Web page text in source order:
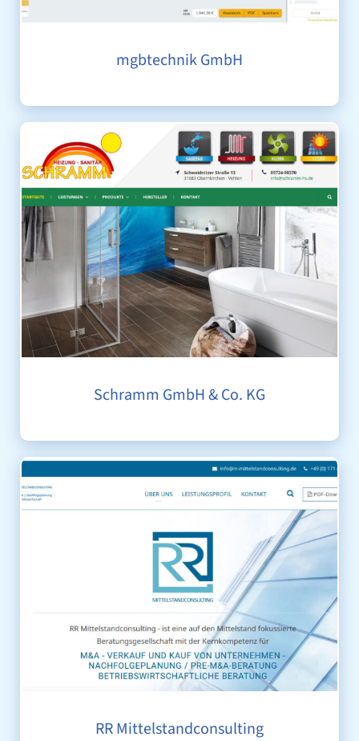
mgbtechnik GmbH
SCHRAMM GMBH & CO. KG
Schramm GmbH & Co. KG
RR MITTELSTANDCONSULTING
RR Mittelstandconsulting